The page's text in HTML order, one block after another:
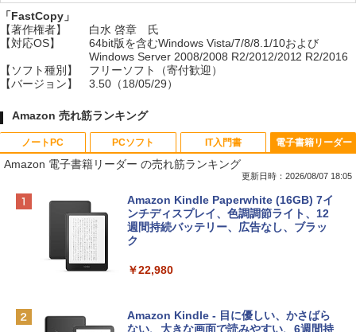
「FastCopy」
【著作権者】
白水 啓章 氏
【対応OS】
64bit版を含むWindows Vista/7/8/8.1/10および
Windows Server 2008/2008 R2/2012/2012 R2/2016
【ソフト種別】
フリーソフト（寄付歓迎）
【バージョン】
3.50（18/05/29）
Amazon 売れ筋ランキング
ノートPC
Apple 2026 MacBook Neo A18 Proチッ
プ搭載13インチノートブック：AIとAppl
e Intelligence、Liquid Retinaディスプ
レイ、8GBメモリ、512GB SSD、1080p
ィゴ + 3年延長 AppleCare+ for 13インチ
￥162,598
PCソフト
Robloxギフトカード - 800 Robux 【限
定バーチャルアイテムを含む】 【オンラ
インゲームコード】 ロブロックス | オン
ラインコード版
￥1,300
Microsoft Office Home & Business 202
4(最新 永続版)|オンラインコード版|Wind
IT入門書
生成AIパスポート公式テキスト 第４版
￥1,766
出す プロンプトの言葉 AI画像生成シリー
ズ (はぴーイラストLabo)
電子書籍リーダー
Amazon 電子書籍リーダー の売れ筋ランキング
更新日時：2026/08/07 18:05
Amazon Kindle Paperwhite (16GB) 7イ
ンチディスプレイ、色調調節ライト、12
週間持続バッテリー、広告なし、ブラッ
ク
￥22,980
Amazon Kindle - 目に優しい、かさばら
ない、大きな画面で読みやすい、6週間持